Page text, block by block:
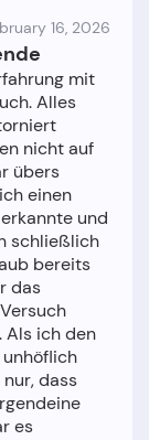
16, 2026
mit
Alles
nicht auf
übers
einen
und
schließlich
bereits
das
Als ich den
dass
es